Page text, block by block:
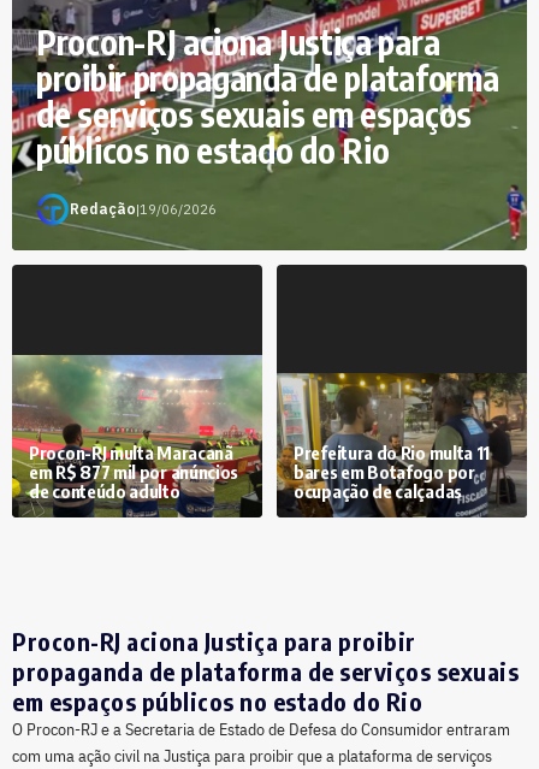
Procon-RJ aciona Justiça para
proibir propaganda de plataforma
de serviços sexuais em espaços
públicos no estado do Rio
Redação|19/06/2026
Procon-RJ multa Maracanã
em R$ 877 mil por anúncios
de conteúdo adulto
Prefeitura do Rio multa 11
bares em Botafogo por
ocupação de calçadas
Procon-RJ aciona Justiça para proibir
propaganda de plataforma de serviços sexuais
em espaços públicos no estado do Rio
O Procon-RJ e a Secretaria de Estado de Defesa do Consumidor entraram
com uma ação civil na Justiça para proibir que a plataforma de serviços